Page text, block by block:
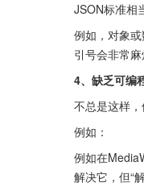
JSON标准相
例如，对象
引号会非常麻
4、缺乏可编
不总是这样
例如：
例如在
解决它，但“